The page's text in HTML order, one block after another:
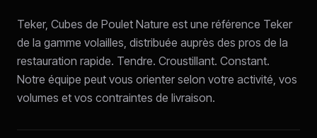
Teker, Cubes de Poulet Nature est une référence Teker
de la gamme volailles, distribuée auprès des pros de la
restauration rapide. Tendre. Croustillant. Constant.
Notre équipe peut vous orienter selon votre activité, vos
volumes et vos contraintes de livraison.